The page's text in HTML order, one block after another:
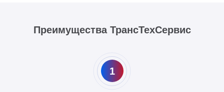
Преимущества ТрансТехСервис
1